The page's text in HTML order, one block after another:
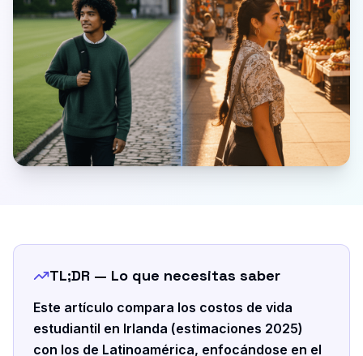
TL;DR — Lo que necesitas saber
Este artículo compara los costos de vida
estudiantil en Irlanda (estimaciones 2025)
con los de Latinoamérica, enfocándose en el